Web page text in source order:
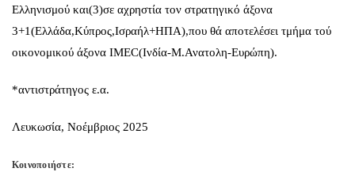
Ελληνισμού και(3)σε αχρηστία τον στρατηγικό άξονα
3+1(Ελλάδα,Κύπρος,Ισραήλ+ΗΠΑ),που θά αποτελέσει τμήμα τού
οικονομικού άξονα IMEC(Ινδία-Μ.Ανατολη-Ευρώπη).
*αντιστράτηγος ε.α.
Λευκωσία, Νοέμβριος 2025
Κοινοποιήστε: